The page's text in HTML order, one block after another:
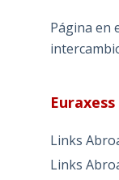
Página en
Euraxess
Links
Links